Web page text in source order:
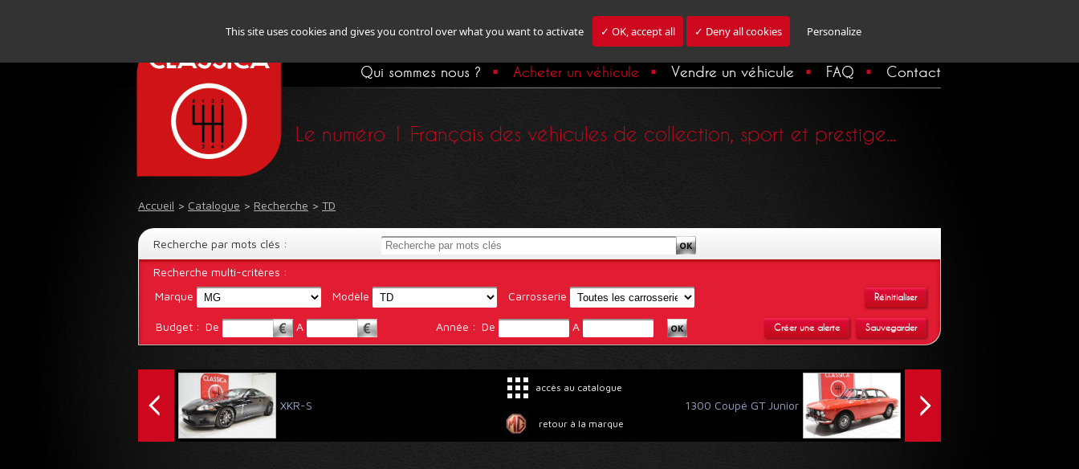
This site uses cookies and gives you control over what you want to activate ✓ OK, accept all ✓ Deny all cookies Personalize
Inscription Newsletter
Qui sommes nous ? Acheter un véhicule Vendre un véhicule FAQ Contact
Le numéro 1 Français des véhicules de collection, sport et prestige...
Accueil > Catalogue > Recherche > TD
Recherche par mots clés :
Recherche multi-critères :
Marque
Modèle Carrosserie
Budget : De A Année : De A
Réinitialiser
Créer une alerte Sauvegarder
XKR-S
accès au catalogue
retour à la marque
1300 Coupé GT Junior